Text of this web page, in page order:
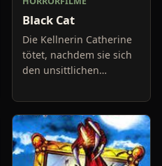
Black Cat
Die Kellnerin Catherine
tötet, nachdem sie sich
den unsittlichen
Gastes angemessen
erwehrt hat, im Konflikt
mit der Polizei einen
Beamten. Z